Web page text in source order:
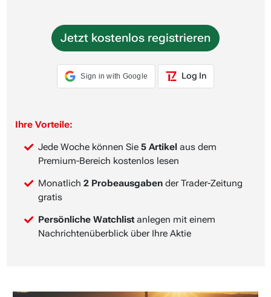
Jetzt kostenlos registrieren
Sign in with Google Log In
Ihre Vorteile:
Jede Woche können Sie 5 Artikel aus dem
Premium-Bereich kostenlos lesen
Monatlich 2 Probeausgaben der Trader-Zeitung
gratis
Persönliche Watchlist anlegen mit einem
Nachrichtenüberblick über Ihre Aktie